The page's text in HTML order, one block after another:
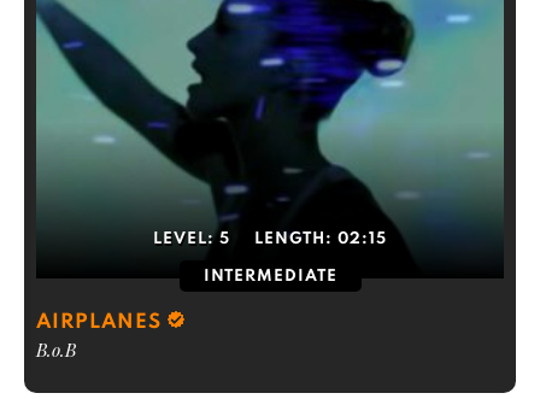
LEVEL: 5 LENGTH: 02:15
INTERMEDIATE
AIRPLANES
B.o.B